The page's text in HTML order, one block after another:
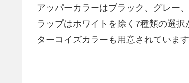
アッパーカラーはブラック、グレー
ラップはホワイトを除く7種類の選
ターコイズカラーも用意されています